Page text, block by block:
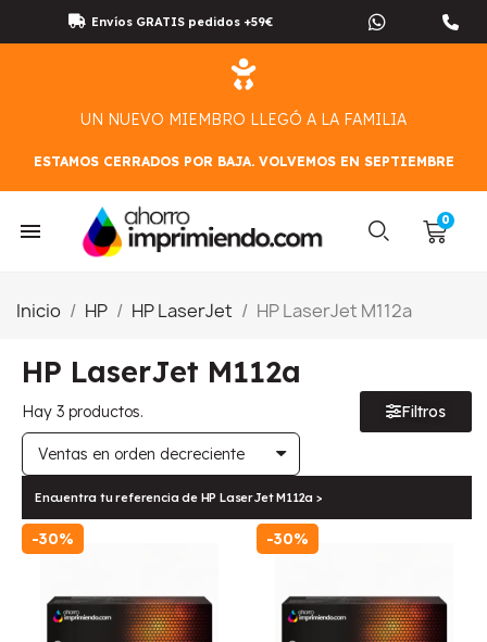
Envíos GRATIS pedidos +59€
UN NUEVO MIEMBRO LLEGÓ A LA FAMILIA
ESTAMOS CERRADOS POR BAJA. VOLVEMOS EN SEPTIEMBRE
Inicio HP HP LaserJet HP LaserJet M112a
HP LaserJet M112a
Hay 3 productos. Filtros
Encuentra tu referencia de HP LaserJet M112a >
-30% -30%